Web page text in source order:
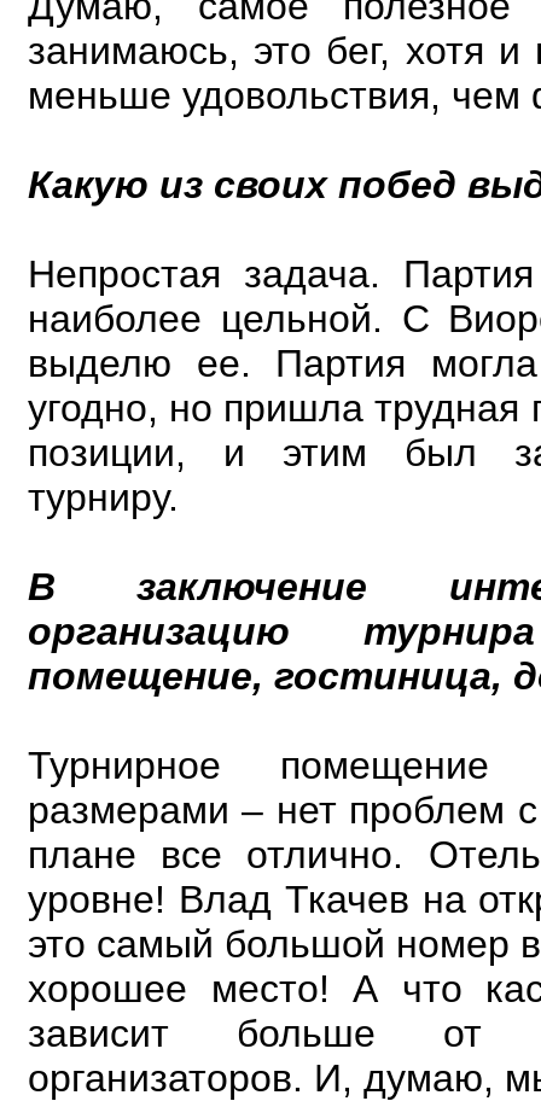
занимаюсь, это бег, хотя и
меньше удовольствия, чем
Какую из своих побед
Непростая задача.
наиболее цельной. С
выделю ее. Партия могла
угодно, но пришла трудная
позиции, и этим был
турниру.
В заключение
организацию
помещение, гостиница,
Турнирное помещение
размерами – нет проблем
плане все отлично.
уровне! Влад Ткачев на
это самый большой номер
хорошее место! А что
зависит больше
организаторов. И, думаю,